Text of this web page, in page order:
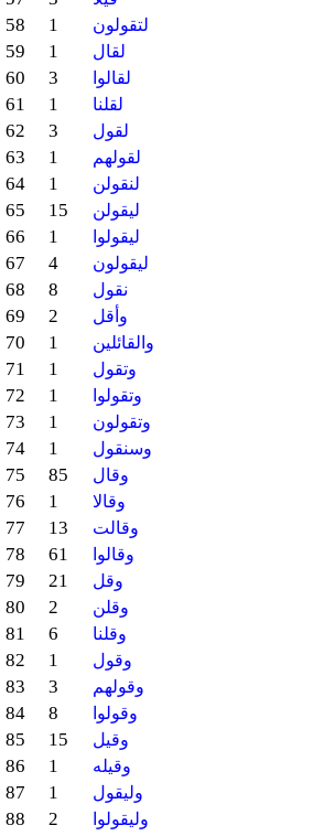
58 1 لتقولون
59 1 لقال
60 3 لقالوا
61 1 لقلنا
62 3 لقول
63 1 لقولهم
64 1 لنقولن
65 15 ليقولن
66 1 ليقولوا
67 4 ليقولون
68 8 نقول
69 2 وأقل
70 1 والقائلين
71 1 وتقول
72 1 وتقولوا
73 1 وتقولون
74 1 وسنقول
75 85 وقال
76 1 وقالا
77 13 وقالت
78 61 وقالوا
79 21 وقل
80 2 وقلن
81 6 وقلنا
82 1 وقول
83 3 وقولهم
84 8 وقولوا
85 15 وقيل
86 1 وقيله
87 1 وليقول
88 2 وليقولوا